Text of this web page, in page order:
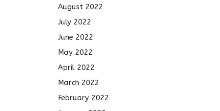
August 2022
July 2022
June 2022
May 2022
April 2022
March 2022
February 2022